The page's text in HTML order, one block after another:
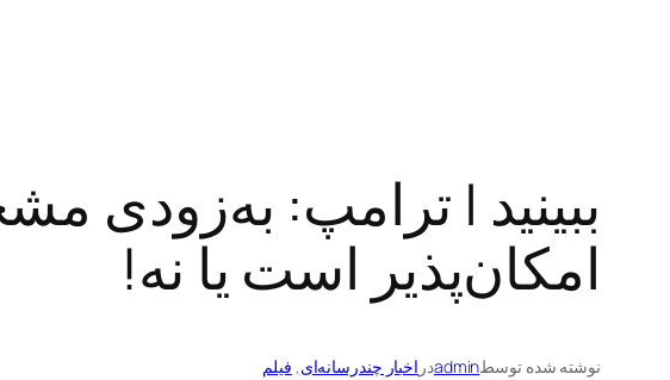
ببینید | ترامپ: به‌زودی
امکان‌پذیر است یا نه!
نوشته شده توسطadminدر اخبار چندرسانه‌ای, فیلم